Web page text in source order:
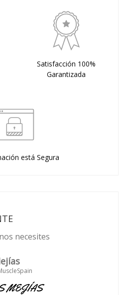
Satisfacción 100%
Garantizada
está Segura
necesites